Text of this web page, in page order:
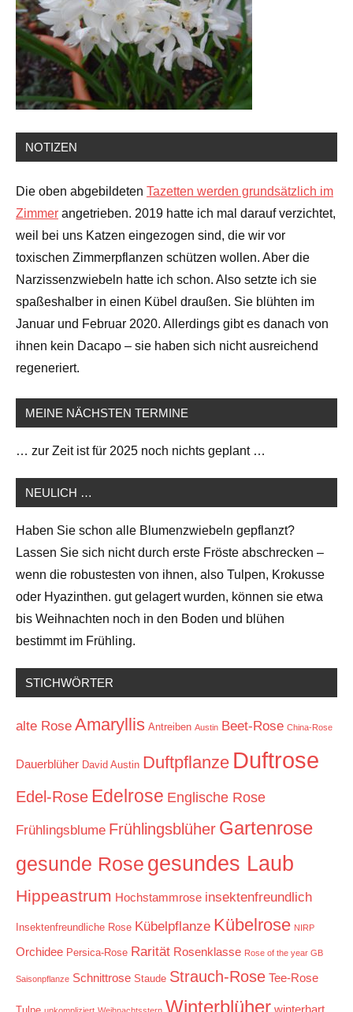
NOTIZEN
Die oben abgebildeten Tazetten werden grundsätzlich im
Zimmer angetrieben. 2019 hatte ich mal darauf verzichtet,
weil bei uns Katzen eingezogen sind, die wir vor
toxischen Zimmerpflanzen schützen wollen. Aber die
Narzissenzwiebeln hatte ich schon. Also setzte ich sie
spaßeshalber in einen Kübel draußen. Sie blühten im
Januar und Februar 2020. Allerdings gibt es danach von
ihnen kein Dacapo – sie haben sich nicht ausreichend
regeneriert.
MEINE NÄCHSTEN TERMINE
… zur Zeit ist für 2025 noch nichts geplant …
NEULICH …
Haben Sie schon alle Blumenzwiebeln gepflanzt?
Lassen Sie sich nicht durch erste Fröste abschrecken –
wenn die robustesten von ihnen, also Tulpen, Krokusse
oder Hyazinthen. gut gelagert wurden, können sie etwa
bis Weihnachten noch in den Boden und blühen
bestimmt im Frühling.
STICHWÖRTER
alte Rose Amaryllis Antreiben Austin Beet-Rose China-Rose
Dauerblüher David Austin Duftpflanze Duftrose
Edel-Rose Edelrose Englische Rose
Frühlingsblume Frühlingsblüher Gartenrose
gesunde Rose gesundes Laub
Hippeastrum Hochstammrose insektenfreundlich
Insektenfreundliche Rose Kübelpflanze Kübelrose NIRP
Orchidee Persica-Rose Rarität Rosenklasse Rose of the year GB
Saisonpflanze Schnittrose Staude Strauch-Rose Tee-Rose
Winterblüher